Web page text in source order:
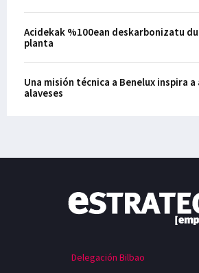
Acidekak %100ean deskarbonizatu
planta
Una misión técnica a Benelux inspira
alaveses
Delegación Bilbao